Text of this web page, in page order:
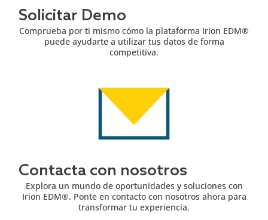
Solicitar Demo
Comprueba por ti mismo cómo la plataforma Irion EDM®
puede ayudarte a utilizar tus datos de forma
competitiva.
Contacta con nosotros
Explora un mundo de oportunidades y soluciones con
Irion EDM®. Ponte en contacto con nosotros ahora para
transformar tu experiencia.